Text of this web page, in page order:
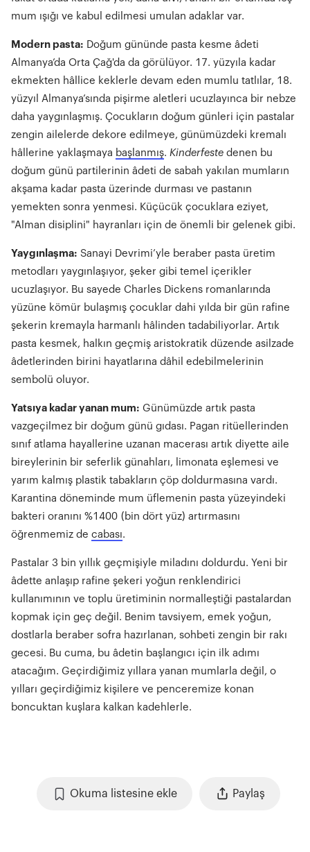
mum ışığı ve kabul edilmesi umulan adaklar var.
Modern pasta: Doğum gününde pasta kesme âdeti
Almanya’da Orta Çağ'da da görülüyor. 17. yüzyıla kadar
ekmekten hâllice keklerle devam eden mumlu tatlılar, 18.
yüzyıl Almanya’sında pişirme aletleri ucuzlayınca bir nebze
daha yaygınlaşmış. Çocukların doğum günleri için pastalar
zengin ailelerde dekore edilmeye, günümüzdeki kremalı
hâllerine yaklaşmaya başlanmış. Kinderfeste denen bu
doğum günü partilerinin âdeti de sabah yakılan mumların
akşama kadar pasta üzerinde durması ve pastanın
yemekten sonra yenmesi. Küçücük çocuklara eziyet,
"Alman disiplini" hayranları için de önemli bir gelenek gibi.
Yaygınlaşma: Sanayi Devrimi’yle beraber pasta üretim
metodları yaygınlaşıyor, şeker gibi temel içerikler
ucuzlaşıyor. Bu sayede Charles Dickens romanlarında
yüzüne kömür bulaşmış çocuklar dahi yılda bir gün rafine
şekerin kremayla harmanlı hâlinden tadabiliyorlar. Artık
pasta kesmek, halkın geçmiş aristokratik düzende asilzade
âdetlerinden birini hayatlarına dâhil edebilmelerinin
sembolü oluyor.
Yatsıya kadar yanan mum: Günümüzde artık pasta
vazgeçilmez bir doğum günü gıdası. Pagan ritüellerinden
sınıf atlama hayallerine uzanan macerası artık diyette aile
bireylerinin bir seferlik günahları, limonata eşlemesi ve
yarım kalmış plastik tabakların çöp doldurmasına vardı.
Karantina döneminde mum üflemenin pasta yüzeyindeki
bakteri oranını %1400 (bin dört yüz) artırmasını
öğrenmemiz de cabası.
Pastalar 3 bin yıllık geçmişiyle miladını doldurdu. Yeni bir
âdette anlaşıp rafine şekeri yoğun renklendirici
kullanımının ve toplu üretiminin normalleştiği pastalardan
kopmak için geç değil. Benim tavsiyem, emek yoğun,
dostlarla beraber sofra hazırlanan, sohbeti zengin bir rakı
gecesi. Bu cuma, bu âdetin başlangıcı için ilk adımı
atacağım. Geçirdiğimiz yıllara yanan mumlarla değil, o
yılları geçirdiğimiz kişilere ve penceremize konan
boncuktan kuşlara kalkan kadehlerle.
Okuma listesine ekle Paylaş